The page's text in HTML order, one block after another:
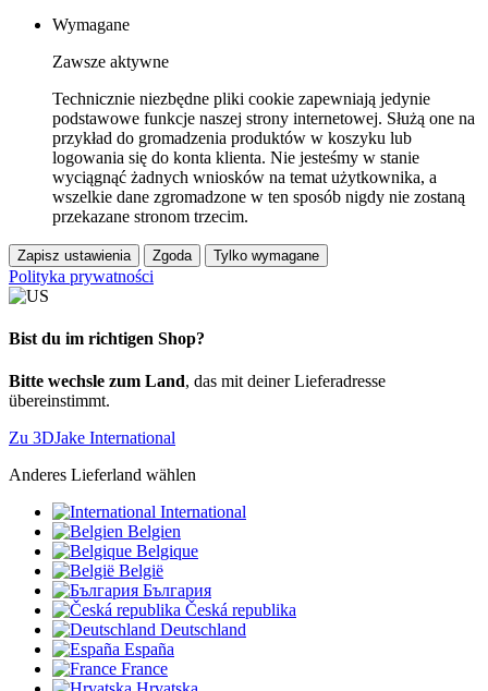
Wymagane
Zawsze aktywne
Technicznie niezbędne pliki cookie zapewniają jedynie
podstawowe funkcje naszej strony internetowej. Służą one na
przykład do gromadzenia produktów w koszyku lub
logowania się do konta klienta. Nie jesteśmy w stanie
wyciągnąć żadnych wniosków na temat użytkownika, a
wszelkie dane zgromadzone w ten sposób nigdy nie zostaną
przekazane stronom trzecim.
Zapisz ustawienia Zgoda Tylko wymagane
Polityka prywatności
Bist du im richtigen Shop?
Bitte wechsle zum Land, das mit deiner Lieferadresse
übereinstimmt.
Zu 3DJake International
Anderes Lieferland wählen
International
Belgien
Belgique
België
България
Česká republika
Deutschland
España
France